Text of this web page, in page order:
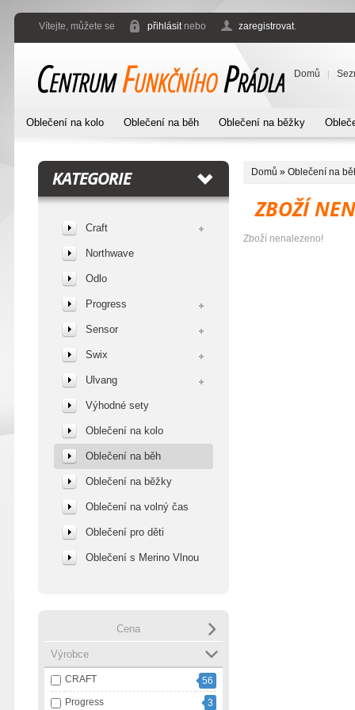
Vítejte, můžete se přihlásitnebo zaregistrovat.
Domů
Oblečení na kolo Oblečení na běh Oblečení na běžky
KATEGORIE
Craft
Northwave
Odlo
Progress
Sensor
Swix
Ulvang
Výhodné sety
Oblečení na kolo
Oblečení na běh
Oblečení na běžky
Oblečení na volný čas
Oblečení pro děti
Oblečení s Merino Vlnou
Cena
Výrobce
CRAFT
56
Progress
3
Domů » Oblečení na
ZBOŽÍ
Zboží nenalezeno!